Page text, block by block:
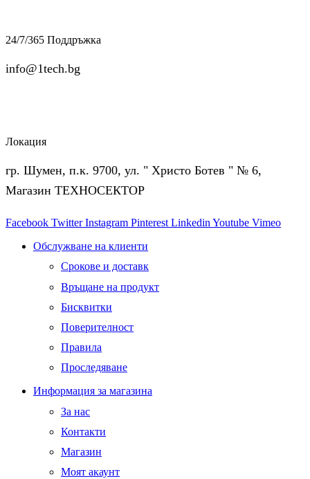
24/7/365 Поддръжка
info@1tech.bg
Локация
гр. Шумен, п.к. 9700, ул. " Христо Ботев " № 6,
Магазин ТЕХНОСЕКТОР
Facebook Twitter Instagram Pinterest Linkedin Youtube Vimeo
Обслужване на клиенти
Срокове и доставк
Връщане на продукт
Бисквитки
Поверителност
Правила
Проследяване
Информация за магазина
За нас
Контакти
Магазин
Моят акаунт